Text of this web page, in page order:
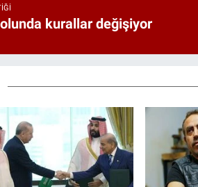
kurallar değişiyor